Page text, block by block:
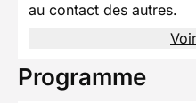
au contact des autres.
Programme